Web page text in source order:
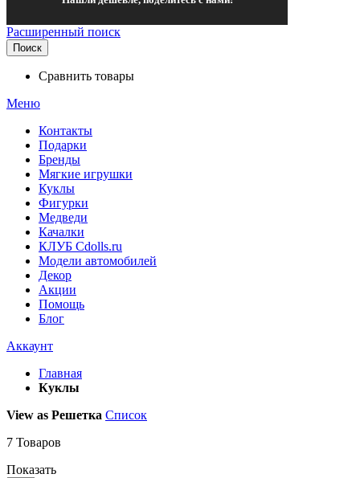
Расширенный поиск
Поиск
Сравнить товары
Меню
Контакты
Подарки
Бренды
Мягкие игрушки
Куклы
Фигурки
Медведи
Качалки
КЛУБ Cdolls.ru
Модели автомобилей
Декор
Акции
Помощь
Блог
Аккаунт
Главная
Куклы
View as Решетка Список
7 Товаров
Показать